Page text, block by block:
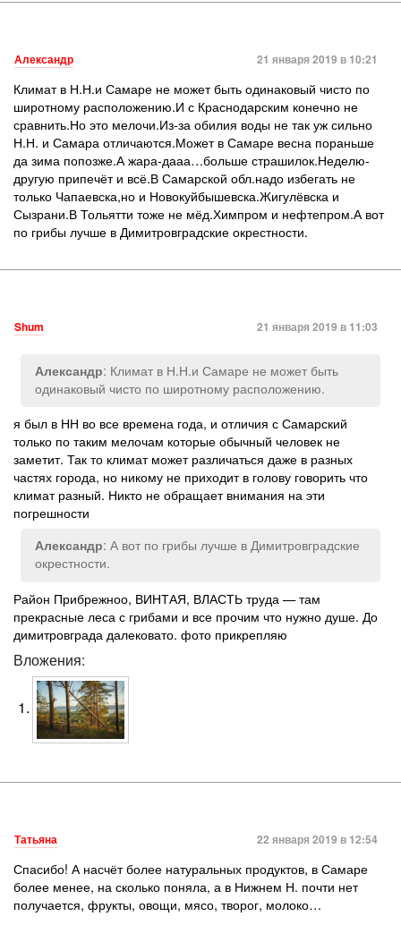
Александр 21 января 2019 в 10:21
Климат в Н.Н.и Самаре не может быть одинаковый чисто по
широтному расположению.И с Краснодарским конечно не
сравнить.Но это мелочи.Из-за обилия воды не так уж сильно
Н.Н. и Самара отличаются.Может в Самаре весна пораньше
да зима попозже.А жара-дааа…больше страшилок.Неделю-
другую припечёт и всё.В Самарской обл.надо избегать не
только Чапаевска,но и Новокуйбышевска.Жигулёвска и
Сызрани.В Тольятти тоже не мёд.Химпром и нефтепром.А вот
по грибы лучше в Димитровградские окрестности.
Shum 21 января 2019 в 11:03
Александр: Климат в Н.Н.и Самаре не может быть
одинаковый чисто по широтному расположению.
я был в НН во все времена года, и отличия с Самарский
только по таким мелочам которые обычный человек не
заметит. Так то климат может различаться даже в разных
частях города, но никому не приходит в голову говорить что
климат разный. Никто не обращает внимания на эти
погрешности
Александр: А вот по грибы лучше в Димитровградские
окрестности.
Район Прибрежноо, ВИНТАЯ, ВЛАСТЬ труда — там
прекрасные леса с грибами и все прочим что нужно душе. До
димитровграда далековато. фото прикрепляю
Вложения:
Татьяна 22 января 2019 в 12:54
Спасибо! А насчёт более натуральных продуктов, в Самаре
более менее, на сколько поняла, а в Нижнем Н. почти нет
получается, фрукты, овощи, мясо, творог, молоко…